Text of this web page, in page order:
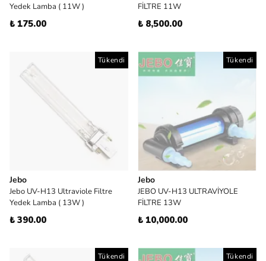
Yedek Lamba ( 11W )
₺ 175.00
FİLTRE 11W
₺ 8,500.00
Tükendi
Jebo
Jebo UV-H13 Ultraviole Filtre
Yedek Lamba ( 13W )
₺ 390.00
Tükendi
Jebo
JEBO UV-H13 ULTRAVİYOLE
FİLTRE 13W
₺ 10,000.00
Tükendi Tükendi